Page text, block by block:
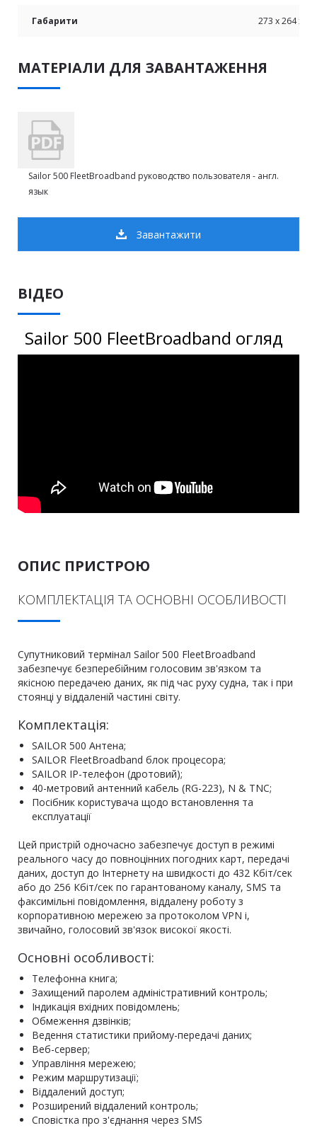
Габарити 273 x 264 x
МАТЕРІАЛИ ДЛЯ ЗАВАНТАЖЕННЯ
Sailor 500 FleetBroadband руководство пользователя - англ.
язык
Завантажити
ВІДЕО
Sailor 500 FleetBroadband огляд
ОПИС ПРИСТРОЮ
КОМПЛЕКТАЦІЯ ТА ОСНОВНІ ОСОБЛИВОСТІ
Супутниковий термінал Sailor 500 FleetBroadband
забезпечує безперебійним голосовим зв'язком та
якісною передачею даних, як під час руху судна, так і при
стоянці у віддаленій частині світу.
Комплектація:
SAILOR 500 Антена;
SAILOR FleetBroadband блок процесора;
SAILOR IP-телефон (дротовий);
40-метровий антенний кабель (RG-223), N & TNC;
Посібник користувача щодо встановлення та
експлуатації
Цей пристрій одночасно забезпечує доступ в режимі
реального часу до повноцінних погодних карт, передачі
даних, доступ до Інтернету на швидкості до 432 Кбіт/сек
або до 256 Кбіт/сек по гарантованому каналу, SMS та
факсимільні повідомлення, віддалену роботу з
корпоративною мережею за протоколом VPN і,
звичайно, голосовий зв'язок високої якості.
Основні особливості:
Телефонна книга;
Захищений паролем адміністративний контроль;
Індикація вхідних повідомлень;
Обмеження дзвінків;
Ведення статистики прийому-передачі даних;
Веб-сервер;
Управління мережею;
Режим маршрутизації;
Віддалений доступ;
Розширений віддалений контроль;
Сповістка про з'єднання через SMS